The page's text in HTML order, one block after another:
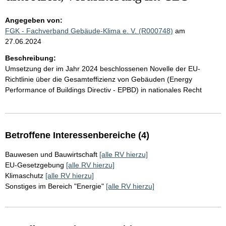
Angegeben von:
FGK - Fachverband Gebäude-Klima e. V. (R000748) am
27.06.2024
Beschreibung:
Umsetzung der im Jahr 2024 beschlossenen Novelle der EU-
Richtlinie über die Gesamteffizienz von Gebäuden (Energy
Performance of Buildings Directiv - EPBD) in nationales Recht
Betroffene Interessenbereiche (4)
Bauwesen und Bauwirtschaft [alle RV hierzu]
EU-Gesetzgebung [alle RV hierzu]
Klimaschutz [alle RV hierzu]
Sonstiges im Bereich "Energie" [alle RV hierzu]